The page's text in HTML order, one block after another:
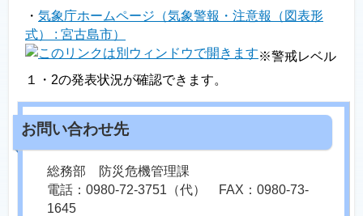
・ 気象庁ホームページ（気象警報・注意報（図表形
式） : 宮古島市）
※警戒レベル
１・2の発表状況が確認できます。
総務部 防災危機管理課
電話：0980-72-3751（代） FAX：0980-73-
1645